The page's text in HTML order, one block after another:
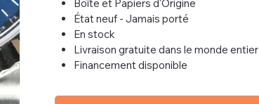
Boîte et Papiers d'Origine
État neuf - Jamais porté
En stock
Livraison gratuite dans le monde entier
Financement disponible